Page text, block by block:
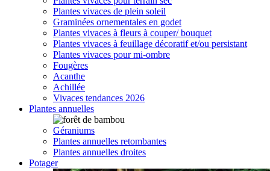
Plantes vivaces de plein soleil
Graminées ornementales en godet
Plantes vivaces à fleurs à couper/ bouquet
Plantes vivaces à feuillage décoratif et/ou persistant
Plantes vivaces pour mi-ombre
Fougères
Acanthe
Achillée
Vivaces tendances 2026
Plantes annuelles
Géraniums
Plantes annuelles retombantes
Plantes annuelles droites
Potager